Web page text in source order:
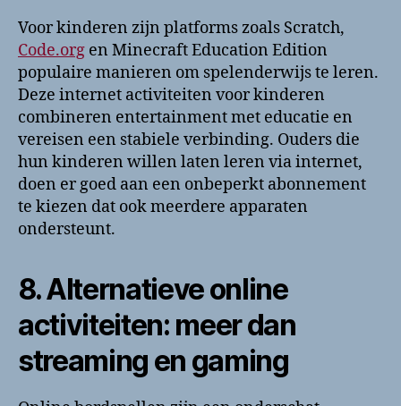
Voor kinderen zijn platforms zoals Scratch,
Code.org en Minecraft Education Edition
populaire manieren om spelenderwijs te leren.
Deze internet activiteiten voor kinderen
combineren entertainment met educatie en
vereisen een stabiele verbinding. Ouders die
hun kinderen willen laten leren via internet,
doen er goed aan een onbeperkt abonnement
te kiezen dat ook meerdere apparaten
ondersteunt.
8. Alternatieve online
activiteiten: meer dan
streaming en gaming